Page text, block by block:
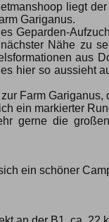
liegt
Gariganus.
Geparden-
Nähe zu
aus
hier so aussieht
Farm
ein markierter
gerne die
ein schöner